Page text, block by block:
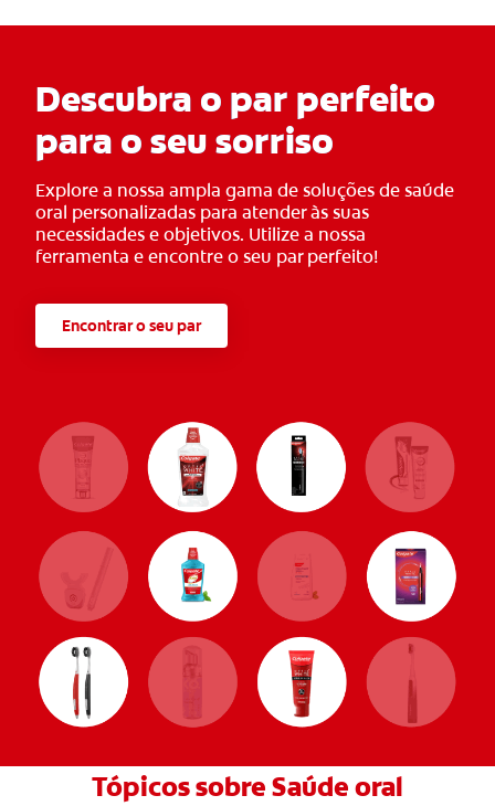
Descubra o par perfeito
para o seu sorriso
Explore a nossa ampla gama de soluções de saúde
oral personalizadas para atender às suas
necessidades e objetivos. Utilize a nossa
ferramenta e encontre o seu par perfeito!
Encontrar o seu par
Tópicos sobre Saúde oral